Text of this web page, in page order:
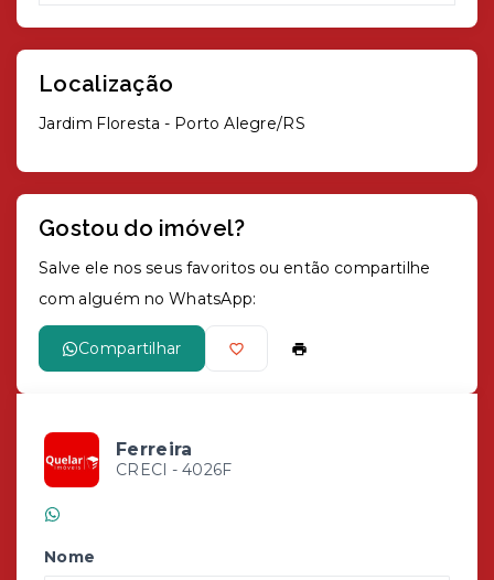
Localização
Jardim Floresta - Porto Alegre/RS
Gostou do imóvel?
Salve ele nos seus favoritos ou então compartilhe
com alguém no WhatsApp:
Compartilhar
Ferreira
CRECI - 4026F
Nome